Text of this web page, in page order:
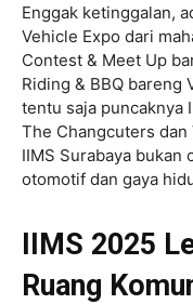
Enggak ketinggalan,
Vehicle Expo dari
Contest & Meet Up
Riding & BBQ bareng
tentu saja puncaknya
The Changcuters
IIMS Surabaya bukan
otomotif dan gaya
IIMS 2025
Ruang